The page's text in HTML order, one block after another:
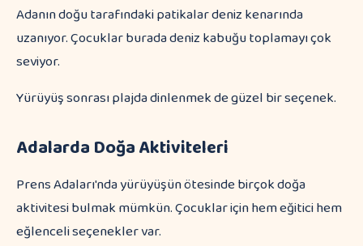
Adanın doğu tarafındaki patikalar deniz kenarında
uzanıyor. Çocuklar burada deniz kabuğu toplamayı çok
seviyor.
Yürüyüş sonrası plajda dinlenmek de güzel bir seçenek.
Adalarda Doğa Aktiviteleri
Prens Adaları'nda yürüyüşün ötesinde birçok doğa
aktivitesi bulmak mümkün. Çocuklar için hem eğitici hem
eğlenceli seçenekler var.